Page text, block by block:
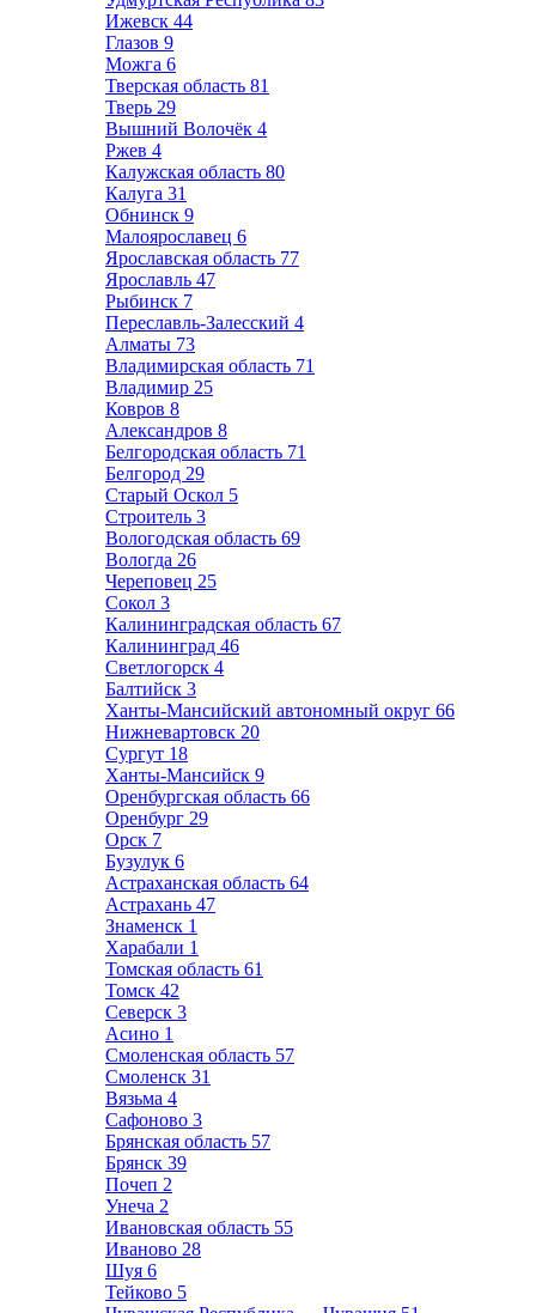
Ижевск 44
Глазов 9
Можга 6
Тверская область 81
Тверь 29
Вышний Волочёк 4
Ржев 4
Калужская область 80
Калуга 31
Обнинск 9
Малоярославец 6
Ярославская область 77
Ярославль 47
Рыбинск 7
Переславль-Залесский 4
Алматы 73
Владимирская область 71
Владимир 25
Ковров 8
Александров 8
Белгородская область 71
Белгород 29
Старый Оскол 5
Строитель 3
Вологодская область 69
Вологда 26
Череповец 25
Сокол 3
Калининградская область 67
Калининград 46
Светлогорск 4
Балтийск 3
Ханты-Мансийский автономный округ 66
Нижневартовск 20
Сургут 18
Ханты-Мансийск 9
Оренбургская область 66
Оренбург 29
Орск 7
Бузулук 6
Астраханская область 64
Астрахань 47
Знаменск 1
Харабали 1
Томская область 61
Томск 42
Северск 3
Асино 1
Смоленская область 57
Смоленск 31
Вязьма 4
Сафоново 3
Брянская область 57
Брянск 39
Почеп 2
Унеча 2
Ивановская область 55
Иваново 28
Шуя 6
Тейково 5